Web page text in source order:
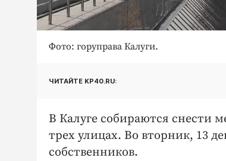
Фото: горуправа Калуги.
ЧИТАЙТЕ KP40.RU:
В Калуге собираются снести
трех улицах. Во вторник, 13
собственников.